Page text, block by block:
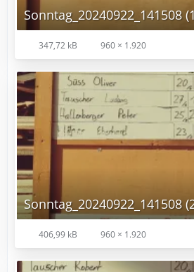
Sonntag_20240922_141508
347,72 kB 960 × 1.920
Sonntag_20240922_141508
406,99 kB 960 × 1.920